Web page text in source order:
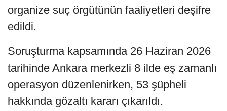
organize suç örgütünün faaliyetleri deşifre
edildi.
Soruşturma kapsamında 26 Haziran 2026
tarihinde Ankara merkezli 8 ilde eş zamanlı
operasyon düzenlenirken, 53 şüpheli
hakkında gözaltı kararı çıkarıldı.